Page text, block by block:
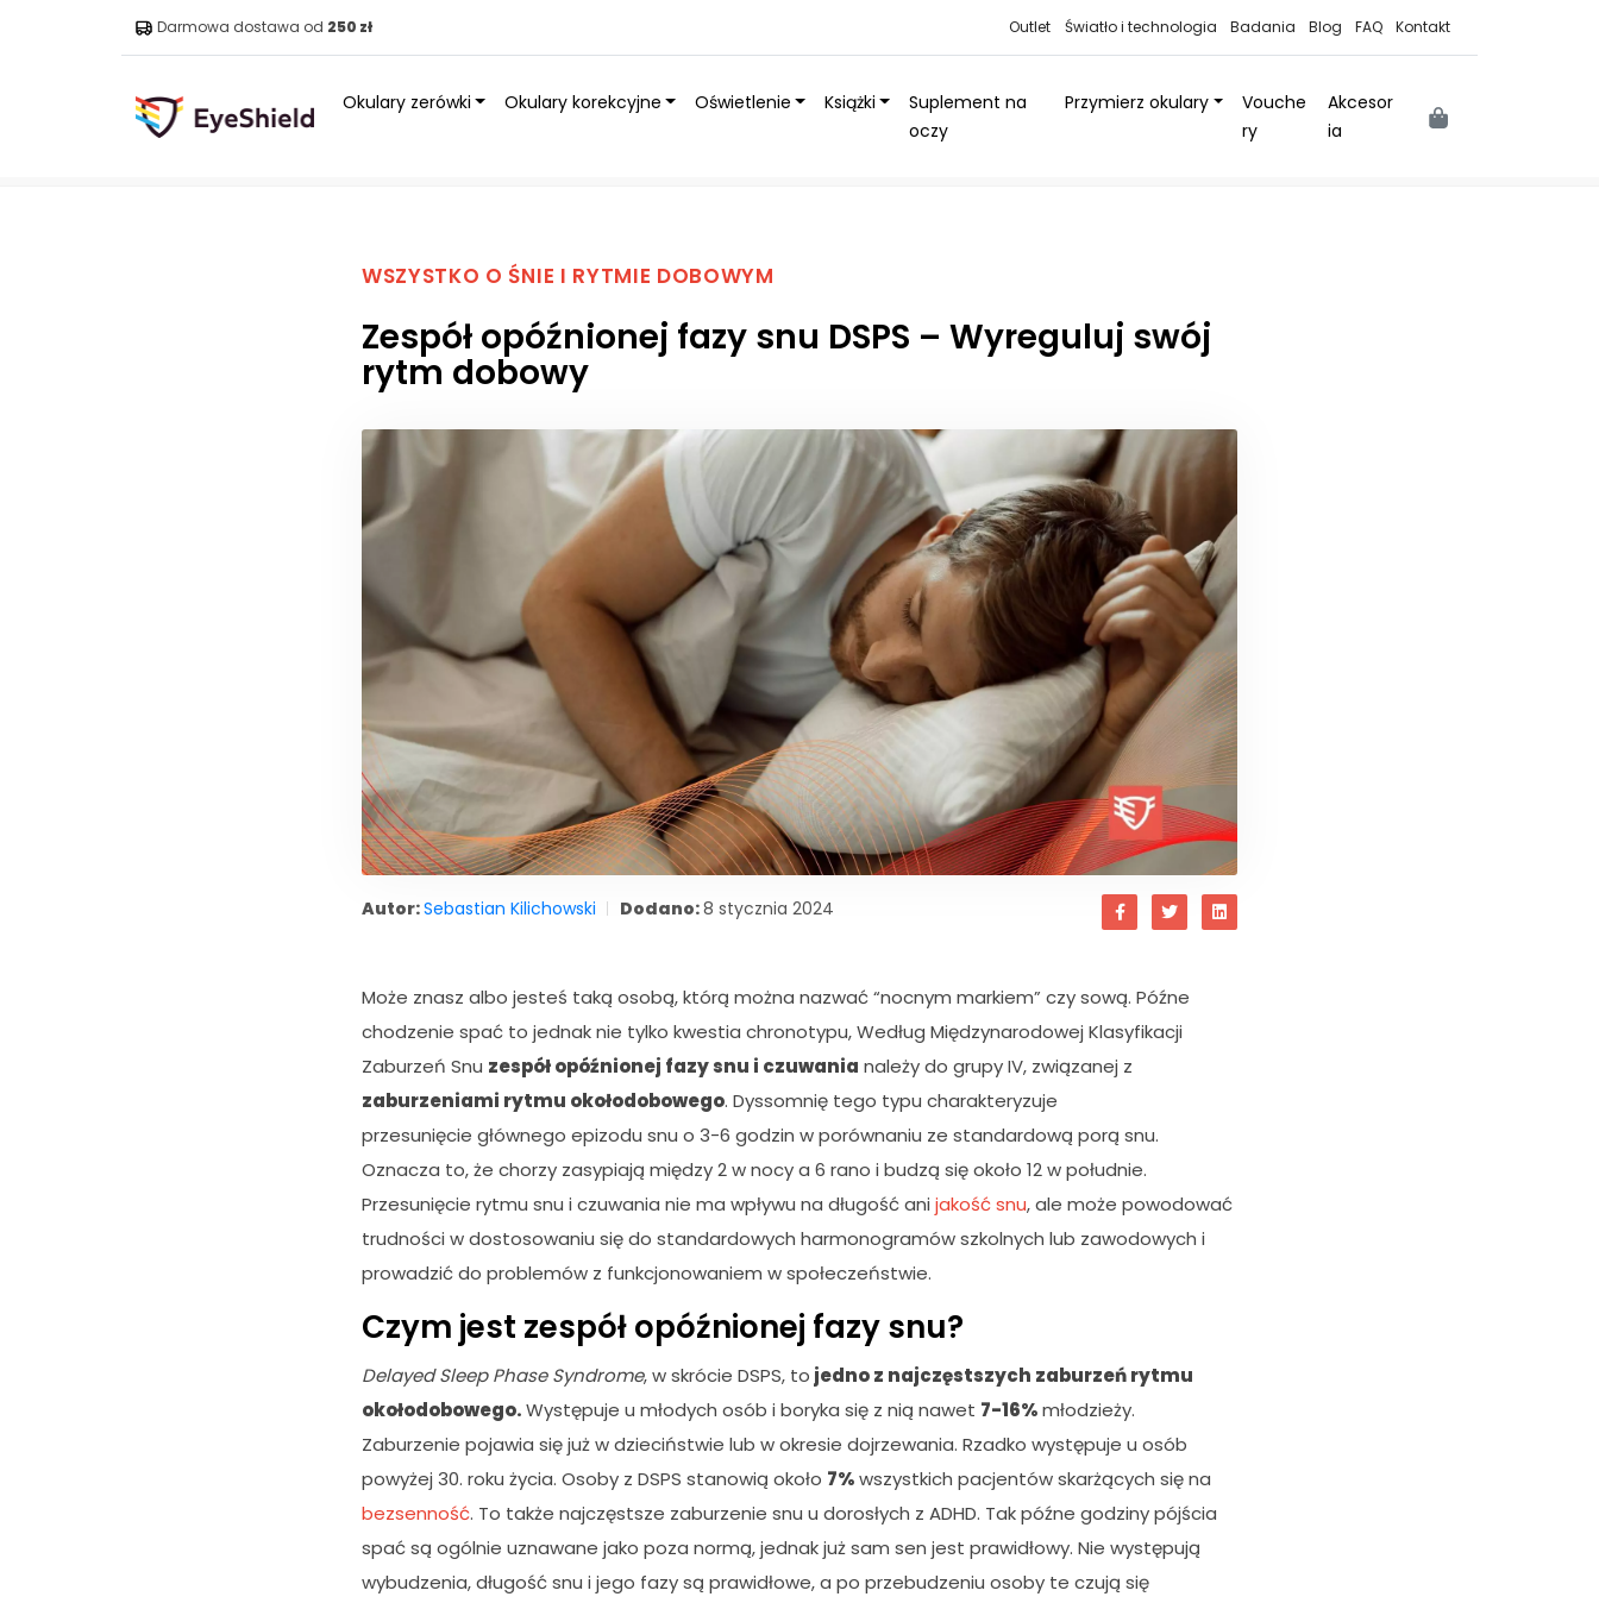
Darmowa dostawa od 250 zł Outlet Światło i technologia Badania Blog FAQ Kontakt
Okulary zerówki Okulary korekcyjne Oświetlenie Książki
Suplement na
oczy
Przymierz okulary
Vouche
ry
Akcesor
ia
WSZYSTKO O ŚNIE I RYTMIE DOBOWYM
Zespół opóźnionej fazy snu DSPS – Wyreguluj swój
rytm dobowy
Autor:Sebastian Kilichowski Dodano:8 stycznia 2024
Może znasz albo jesteś taką osobą, którą można nazwać “nocnym markiem” czy sową. Późne
chodzenie spać to jednak nie tylko kwestia chronotypu, Według Międzynarodowej Klasyfikacji
Zaburzeń Snu zespół opóźnionej fazy snu i czuwania należy do grupy IV, związanej z
zaburzeniami rytmu okołodobowego. Dyssomnię tego typu charakteryzuje
przesunięcie głównego epizodu snu o 3-6 godzin w porównaniu ze standardową porą snu.
Oznacza to, że chorzy zasypiają między 2 w nocy a 6 rano i budzą się około 12 w południe.
Przesunięcie rytmu snu i czuwania nie ma wpływu na długość ani jakość snu, ale może powodować
trudności w dostosowaniu się do standardowych harmonogramów szkolnych lub zawodowych i
prowadzić do problemów z funkcjonowaniem w społeczeństwie.
Czym jest zespół opóźnionej fazy snu?
Delayed Sleep Phase Syndrome, w skrócie DSPS, to jedno z najczęstszych zaburzeń rytmu
okołodobowego.Występuje u młodych osób i boryka się z nią nawet 7-16%młodzieży.
Zaburzenie pojawia się już w dzieciństwie lub w okresie dojrzewania. Rzadko występuje u osób
powyżej 30. roku życia. Osoby z DSPS stanowią około 7%wszystkich pacjentów skarżących się na
bezsenność. To także najczęstsze zaburzenie snu u dorosłych z ADHD. Tak późne godziny pójścia
spać są ogólnie uznawane jako poza normą, jednak już sam sen jest prawidłowy. Nie występują
wybudzenia, długość snu i jego fazy są prawidłowe, a po przebudzeniu osoby te czują się